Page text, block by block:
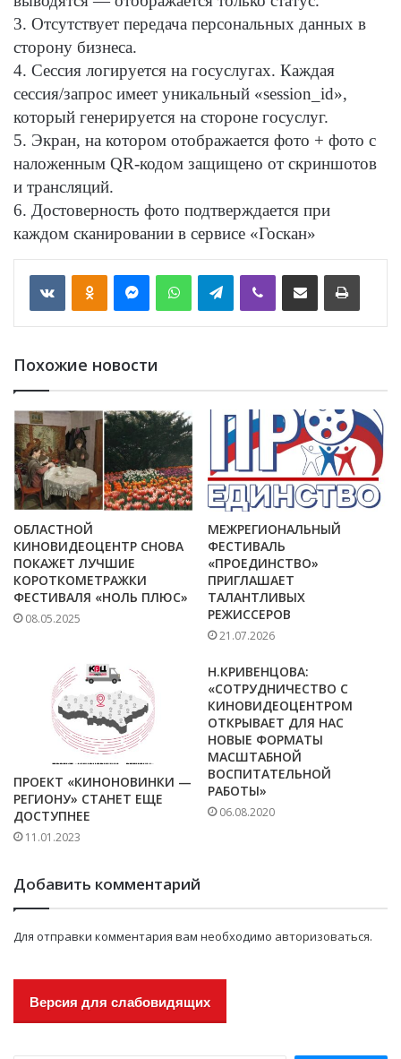
3. Отсутствует передача персональных данных в
сторону бизнеса.
4. Сессия логируется на госуслугах. Каждая
сессия/запрос имеет уникальный «session_id»,
который генерируется на стороне госуслуг.
5. Экран, на котором отображается фото + фото с
наложенным QR-кодом защищено от скриншотов
и трансляций.
6. Достоверность фото подтверждается при
каждом сканировании в сервисе «Госкан»
VKontakte WhatsApp Telegram
Похожие новости
ОБЛАСТНОЙ
КИНОВИДЕОЦЕНТР СНОВА
ПОКАЖЕТ ЛУЧШИЕ
КОРОТКОМЕТРАЖКИ
ФЕСТИВАЛЯ «НОЛЬ ПЛЮС»
08.05.2025
МЕЖРЕГИОНАЛЬНЫЙ
ФЕСТИВАЛЬ
«ПРОЕДИНСТВО»
ПРИГЛАШАЕТ
ТАЛАНТЛИВЫХ
РЕЖИССЕРОВ
21.07.2026
ПРОЕКТ «КИНОНОВИНКИ —
РЕГИОНУ» СТАНЕТ ЕЩЕ
ДОСТУПНЕЕ
11.01.2023
Н.КРИВЕНЦОВА:
«СОТРУДНИЧЕСТВО С
КИНОВИДЕОЦЕНТРОМ
ОТКРЫВАЕТ ДЛЯ НАС
НОВЫЕ ФОРМАТЫ
МАСШТАБНОЙ
ВОСПИТАТЕЛЬНОЙ
РАБОТЫ»
06.08.2020
Добавить комментарий
Для отправки комментария вам необходимо авторизоваться.
Версия для слабовидящих